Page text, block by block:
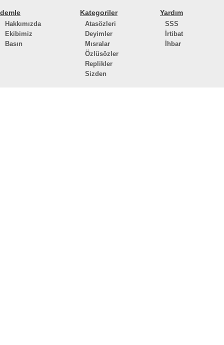
demle
Hakkımızda
Ekibimiz
Basın
Kategoriler
Atasözleri
Deyimler
Mısralar
Özlüsözler
Replikler
Sizden
Yardım
SSS
İrtibat
İhbar